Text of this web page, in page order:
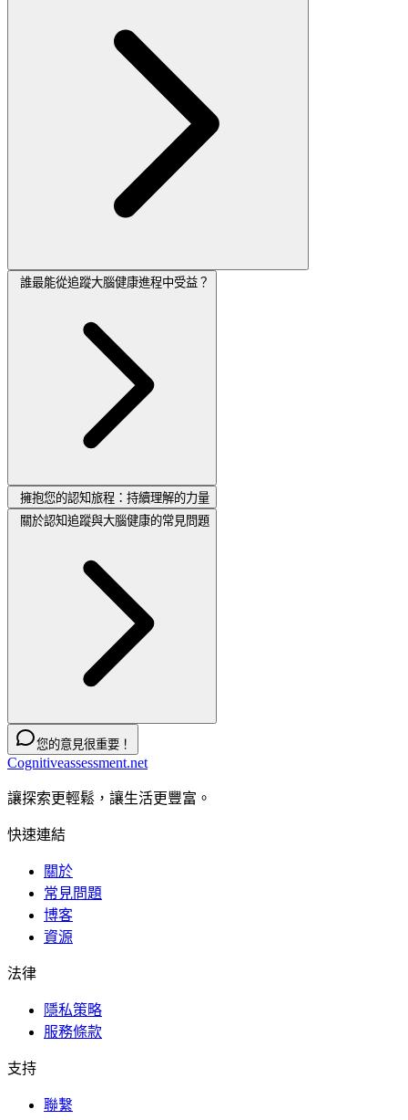
誰最能從追蹤大腦健康進程中受益？
擁抱您的認知旅程：持續理解的力量
關於認知追蹤與大腦健康的常見問題
您的意見很重要！
Cognitiveassessment.net
讓探索更輕鬆，讓生活更豐富。
快速連結
關於
常見問題
博客
資源
法律
隱私策略
服務條款
支持
聯繫